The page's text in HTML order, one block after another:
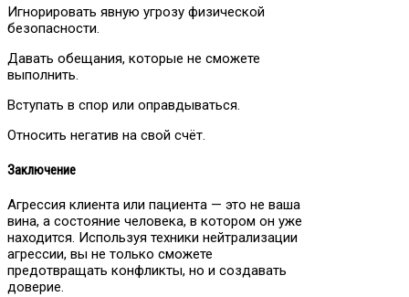
Игнорировать явную угрозу физической
безопасности.
Давать обещания, которые не сможете
выполнить.
Вступать в спор или оправдываться.
Относить негатив на свой счёт.
Заключение
Агрессия клиента или пациента — это не ваша
вина, а состояние человека, в котором он уже
находится. Используя техники нейтрализации
агрессии, вы не только сможете
предотвращать конфликты, но и создавать
доверие.